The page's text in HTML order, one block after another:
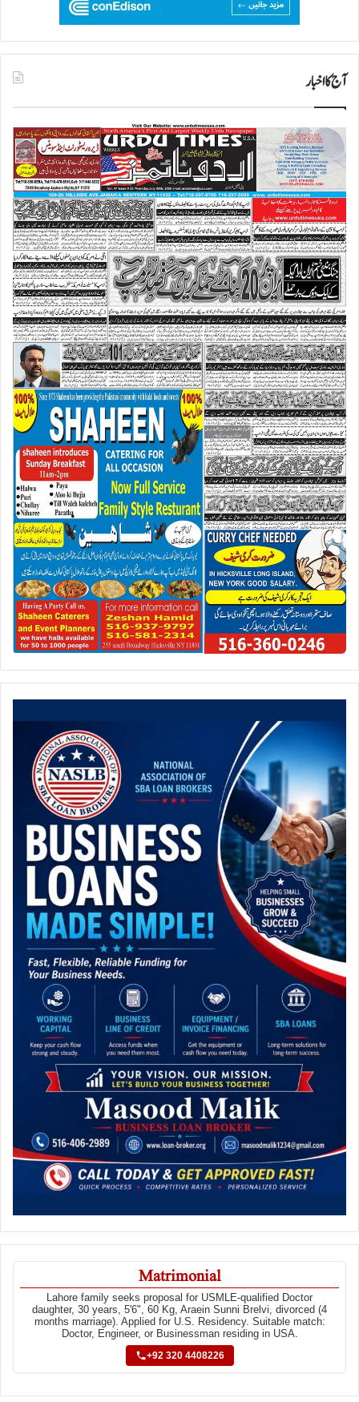
آج کا اخبار
Matrimonial
Lahore family seeks proposal for USMLE-qualified Doctor
daughter, 30 years, 5'6", 60 Kg, Araein Sunni Brelvi, divorced (4
months marriage). Applied for U.S. Residency. Suitable match:
Doctor, Engineer, or Businessman residing in USA.
+92 320 4408226